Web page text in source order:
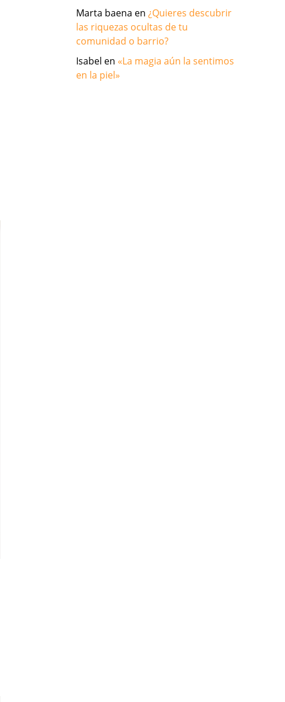
Marta baena en ¿Quieres descubrir
las riquezas ocultas de tu
comunidad o barrio?
Isabel en «La magia aún la sentimos
en la piel»